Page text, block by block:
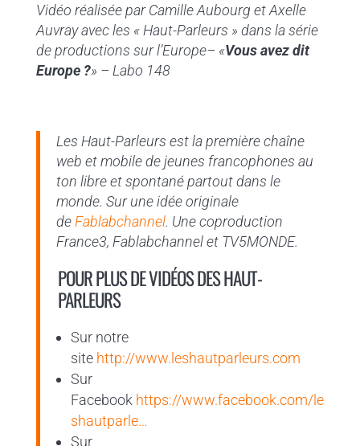
Vidéo réalisée parCamille Aubourg et Axelle
Auvrayavec les « Haut-Parleurs » dans la série
de productions sur l’Europe– «Vous avez dit
Europe ?» – Labo 148
Les Haut-Parleurs est la première chaîne
web et mobile de jeunes francophones au
ton libre et spontané partout dans le
monde. Sur une idée originale
de Fablabchannel. Une coproduction
France3, Fablabchannel et TV5MONDE.
POUR PLUS DE VIDÉOS DES HAUT-
PARLEURS
Sur notre
site http://www.leshautparleurs.com
Sur
Facebook https://www.facebook.com/le
shautparle…
Sur